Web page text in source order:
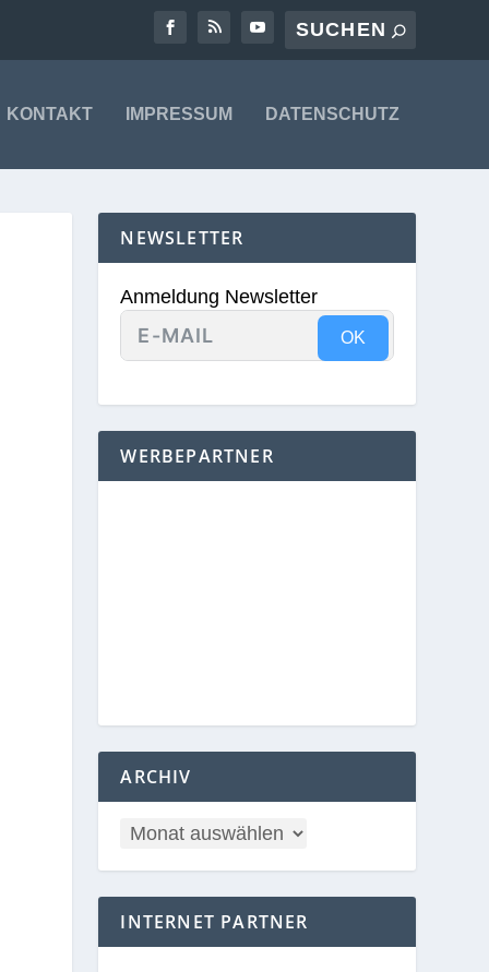
KONTAKT IMPRESSUM DATENSCHUTZ
NEWSLETTER
Anmeldung Newsletter
OK
WERBEPARTNER
ARCHIV
INTERNET PARTNER